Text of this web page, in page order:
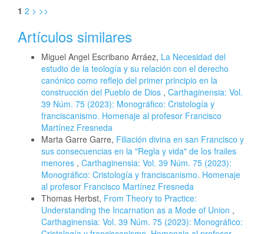
1 2 > >>
Artículos similares
Miguel Angel Escribano Arráez, La Necesidad del
estudio de la teología y su relación con el derecho
canónico como reflejo del primer principio en la
construcción del Pueblo de Dios , Carthaginensia: Vol.
39 Núm. 75 (2023): Monográfico: Cristología y
franciscanismo. Homenaje al profesor Francisco
Martínez Fresneda
Marta Garre Garre, Filiación divina en san Francisco y
sus consecuencias en la "Regla y vida" de los frailes
menores , Carthaginensia: Vol. 39 Núm. 75 (2023):
Monográfico: Cristología y franciscanismo. Homenaje
al profesor Francisco Martínez Fresneda
Thomas Herbst, From Theory to Practice:
Understanding the Incarnation as a Mode of Union ,
Carthaginensia: Vol. 39 Núm. 75 (2023): Monográfico: